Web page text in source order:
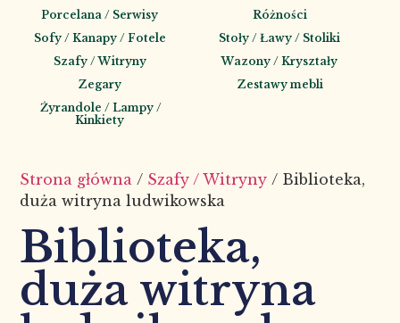
Porcelana / Serwisy
Różności
Sofy / Kanapy / Fotele
Stoły / Ławy / Stoliki
Szafy / Witryny
Wazony / Kryształy
Zegary
Zestawy mebli
Żyrandole / Lampy /
Kinkiety
Strona główna / Szafy / Witryny / Biblioteka,
duża witryna ludwikowska
Biblioteka,
duża witryna